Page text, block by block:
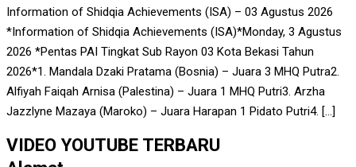
Information of Shidqia Achievements (ISA) – 03 Agustus 2026
*Information of Shidqia Achievements (ISA)*Monday, 3 Agustus
2026 *Pentas PAI Tingkat Sub Rayon 03 Kota Bekasi Tahun
2026*1. Mandala Dzaki Pratama (Bosnia) – Juara 3 MHQ Putra2.
Alfiyah Faiqah Arnisa (Palestina) – Juara 1 MHQ Putri3. Arzha
Jazzlyne Mazaya (Maroko) – Juara Harapan 1 Pidato Putri4. […]
VIDEO YOUTUBE TERBARU